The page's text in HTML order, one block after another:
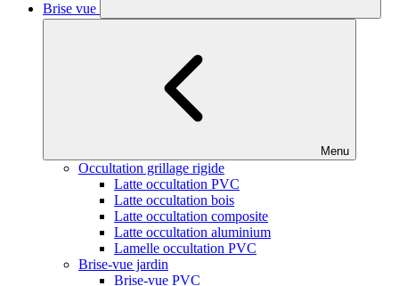
Brise vue
Menu
Occultation grillage rigide
Latte occultation PVC
Latte occultation bois
Latte occultation composite
Latte occultation aluminium
Lamelle occultation PVC
Brise-vue jardin
Brise-vue PVC